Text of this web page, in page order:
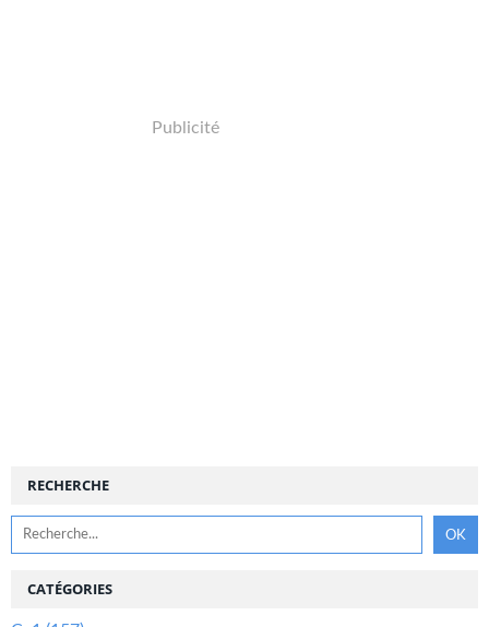
Publicité
RECHERCHE
CATÉGORIES